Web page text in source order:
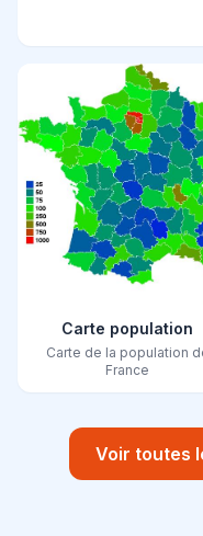
Carte population
Carte de la population
France
Voir toutes